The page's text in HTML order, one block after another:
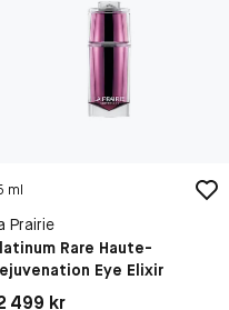
ml
Prairie
Rare Haute-
Eye Elixir
12 499 kr
499 kr